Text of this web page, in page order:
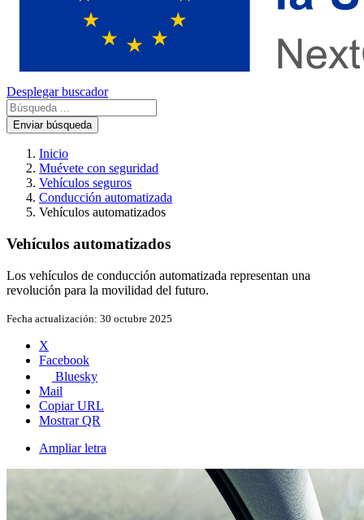
Desplegar buscador
Enviar búsqueda
Inicio
Muévete con seguridad
Vehículos seguros
Conducción automatizada
Vehículos automatizados
Vehículos automatizados
Los vehículos de conducción automatizada representan una
revolución para la movilidad del futuro.
Fecha actualización: 30 octubre 2025
X
Facebook
Bluesky
Mail
Copiar URL
Mostrar QR
Ampliar letra